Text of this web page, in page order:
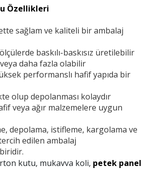
Özellikleri
sağlam ve kaliteli bir ambalaj
baskılı-baskısız üretilebilir
daha fazla olabilir
performanslı hafif yapıda bir
olup depolanması kolaydır
veya ağır malzemelere uygun
depolama, istifleme, kargolama ve
edilen ambalaj
kutu, mukavva koli, petek panel